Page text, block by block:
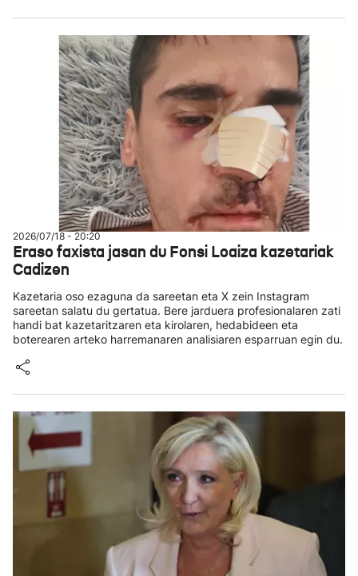
2026/07/18 - 20:20
Eraso faxista jasan du Fonsi Loaiza kazetariak
Cadizen
Kazetaria oso ezaguna da sareetan eta X zein Instagram
sareetan salatu du gertatua. Bere jarduera profesionalaren zati
handi bat kazetaritzaren eta kirolaren, hedabideen eta
boterearen arteko harremanaren analisiaren esparruan egin du.